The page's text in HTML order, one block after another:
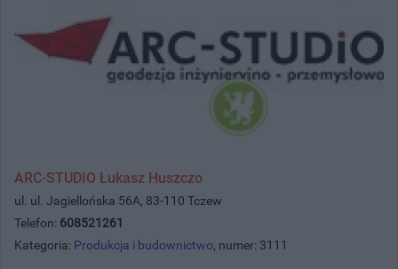
ARC-STUDIO Łukasz Huszczo
ul. ul. Jagiellońska 56A, 83-110 Tczew
Telefon: 608521261
Kategoria: Produkcja i budownictwo, numer: 3111